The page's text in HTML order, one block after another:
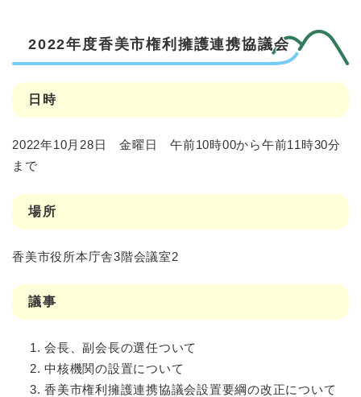
2022年度香美市権利擁護連携協議会
日時
2022年10月28日 金曜日 午前10時00から午前11時30分
まで
場所
香美市役所本庁舎3階会議室2
議事
会長、副会長の選任ついて
中核機関の設置について
香美市権利擁護連携協議会設置要綱の改正について